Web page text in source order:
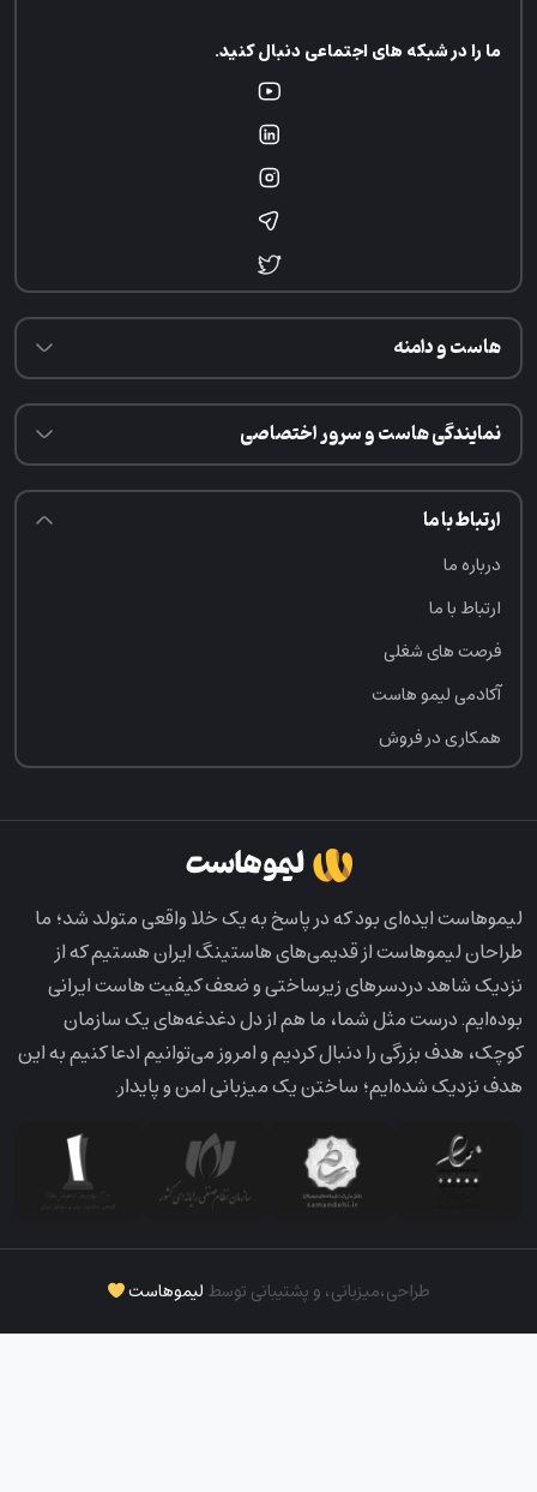
هاست و دامنه
نمایندگی هاست و سرور اختصاصی
ارتباط با ما
درباره ما
ارتباط با ما
فرصت‌ های شغلی
آکادمی لیمو هاست
همکاری در فروش
ما را در شبکه های اجتماعی دنبال کنید.
لیمو‌هاست ایده‌ای بود که در پاسخ به یک خلا واقعی متولد شد؛ ما
طراحان لیمو‌هاست از قدیمی‌های هاستینگ ایران هستیم که از
نزدیک شاهد دردسرهای زیرساختی و ضعف کیفیت هاست ایرانی
بوده‌ایم. درست مثل شما، ما هم از دل دغدغه‌های یک سازمان
کوچک، هدف بزرگی را دنبال کردیم و امروز می‌توانیم ادعا کنیم به این
هدف نزدیک شده‌ایم؛ ساختن یک میزبانی امن و پایدار.
طراحی،‌میزبانی، و پشتیبانی توسطلیموهاست